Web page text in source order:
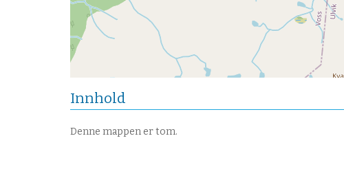
Innhold
Denne mappen er tom.